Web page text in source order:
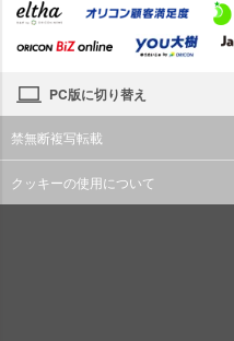
PC版に切り替え
禁無断複写転載
クッキーの使用について